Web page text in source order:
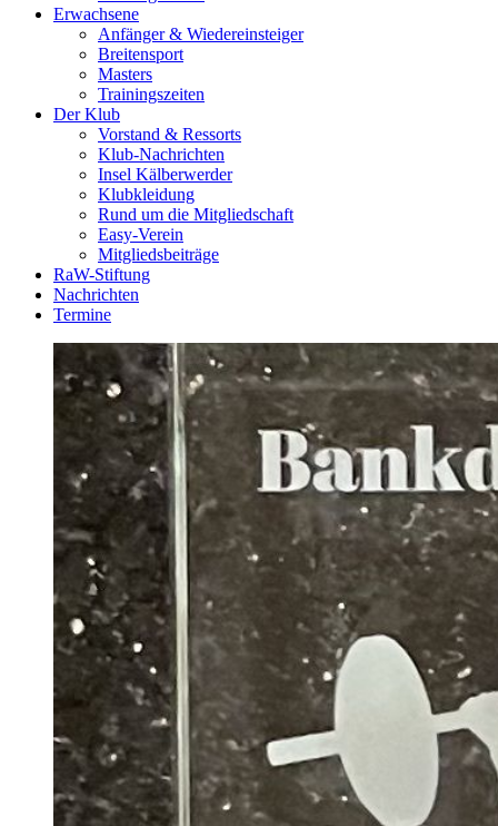
Erwachsene
Anfänger & Wiedereinsteiger
Breitensport
Masters
Trainingszeiten
Der Klub
Vorstand & Ressorts
Klub-Nachrichten
Insel Kälberwerder
Klubkleidung
Rund um die Mitgliedschaft
Easy-Verein
Mitgliedsbeiträge
RaW-Stiftung
Nachrichten
Termine